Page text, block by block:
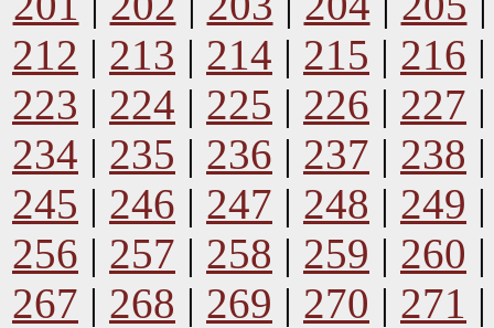
212 | 213 | 214 | 215 | 216
223 | 224 | 225 | 226 | 227
234 | 235 | 236 | 237 | 238
245 | 246 | 247 | 248 | 249
256 | 257 | 258 | 259 | 260
267 | 268 | 269 | 270 | 271